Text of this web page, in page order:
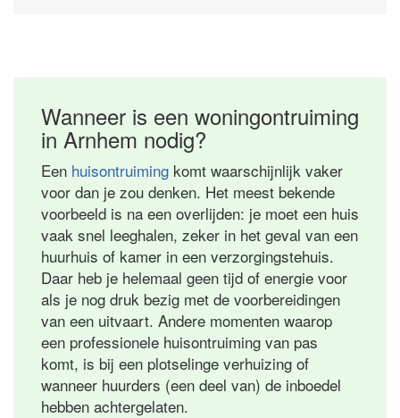
Wanneer is een woningontruiming
in Arnhem nodig?
Een huisontruiming komt waarschijnlijk vaker
voor dan je zou denken. Het meest bekende
voorbeeld is na een overlijden: je moet een huis
vaak snel leeghalen, zeker in het geval van een
huurhuis of kamer in een verzorgingstehuis.
Daar heb je helemaal geen tijd of energie voor
als je nog druk bezig met de voorbereidingen
van een uitvaart. Andere momenten waarop
een professionele huisontruiming van pas
komt, is bij een plotselinge verhuizing of
wanneer huurders (een deel van) de inboedel
hebben achtergelaten.